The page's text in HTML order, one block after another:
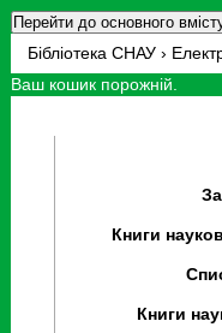
Перейти до основного
Бібліотека СНАУ ›
Ваш кошик порожній.
Книги
Книги